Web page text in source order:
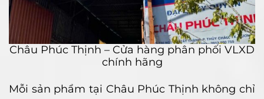
Châu Phúc Thịnh – Cửa hàng phân phối VLXD
chính hãng
Mỗi sản phẩm tại Châu Phúc Thịnh không chỉ